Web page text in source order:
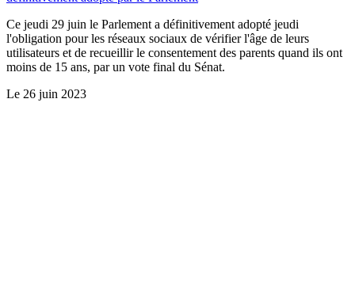
Ce jeudi 29 juin le Parlement a définitivement adopté jeudi
l'obligation pour les réseaux sociaux de vérifier l'âge de leurs
utilisateurs et de recueillir le consentement des parents quand ils ont
moins de 15 ans, par un vote final du Sénat.
Le 26 juin 2023